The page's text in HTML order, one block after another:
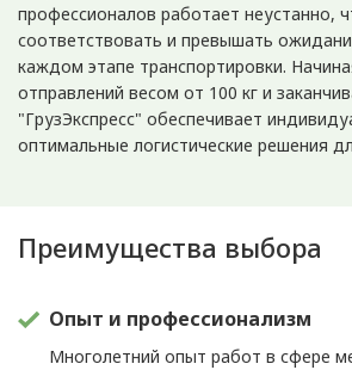
профессионалов работает неустанно,
соответствовать и превышать
каждом этапе транспортировки.
отправлений весом от 100 кг и
"ГрузЭкспресс" обеспечивает
оптимальные логистические решения
Преимущества выбора
Опыт и профессионализм
Многолетний опыт работ в сфере